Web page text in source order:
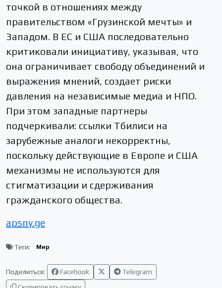
точкой в отношениях между
правительством «Грузинской мечты» и
Западом. В ЕС и США последовательно
критиковали инициативу, указывая, что
она ограничивает свободу объединений и
выражения мнений, создает риски
давления на независимые медиа и НПО.
При этом западные партнеры
подчеркивали: ссылки Тбилиси на
зарубежные аналоги некорректны,
поскольку действующие в Европе и США
механизмы не используются для
стигматизации и сдерживания
гражданского общества.
apsny.ge
Теги: Мир
Поделиться: Facebook
Telegram